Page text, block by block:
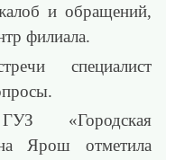
и обращений,
филиала.
специалист
«Городская
Ярош отметила